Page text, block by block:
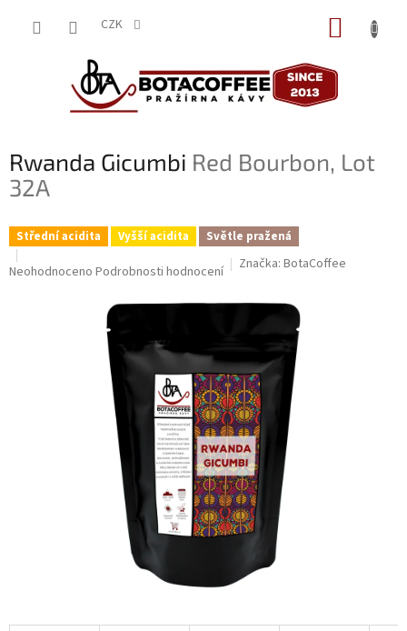
CZK
Rwanda Gicumbi Red Bourbon, Lot
32A
Střední acidita Vyšší acidita Světle pražená
Průměrné
Neohodnoceno Podrobnosti hodnocení Značka: BotaCoffee